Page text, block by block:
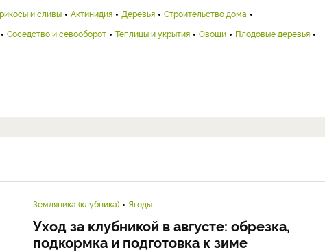
и сливы Актинидия Деревья
Строительство дома
Соседство и севооборот Теплицы и укрытия Овощи
Плодовые деревья
Земляника (клубника) Ягоды
Уход за клубникой в августе: обрезка,
подкормка и подготовка к зиме